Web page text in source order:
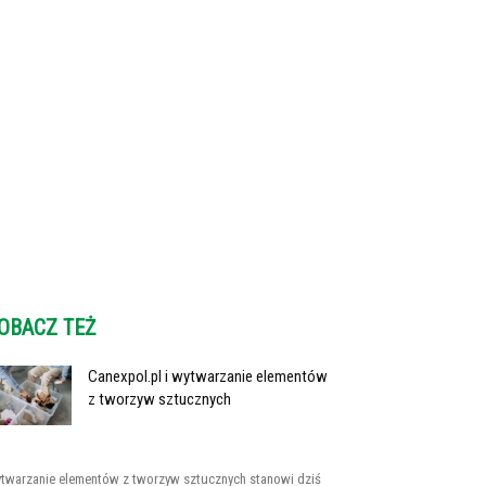
TEŻ
Canexpol.pl i wytwarzanie elementów
z tworzyw sztucznych
elementów z tworzyw sztucznych stanowi dziś